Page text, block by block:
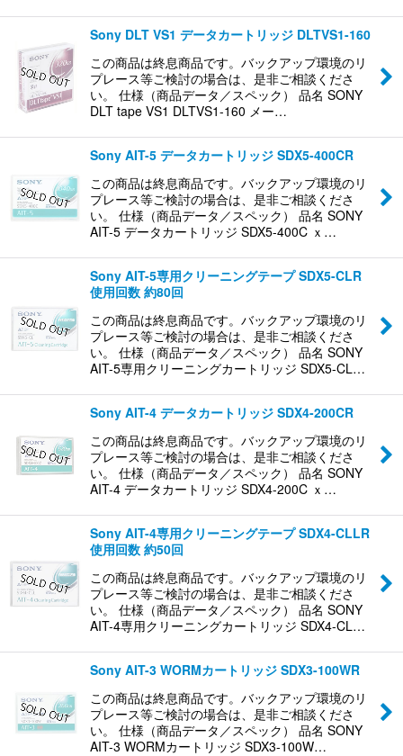
Sony DLT VS1 データカートリッジ DLTVS1-160
この商品は終息商品です。バックアップ環境のリ
プレース等ご検討の場合は、是非ご相談くださ
い。 仕様（商品データ／スペック） 品名 SONY
DLT tape VS1 DLTVS1-160 メー…
Sony AIT-5 データカートリッジ SDX5-400CR
この商品は終息商品です。バックアップ環境のリ
プレース等ご検討の場合は、是非ご相談くださ
い。 仕様（商品データ／スペック） 品名 SONY
AIT-5 データカートリッジ SDX5-400C ｘ…
Sony AIT-5専用クリーニングテープ SDX5-CLR
使用回数 約80回
この商品は終息商品です。バックアップ環境のリ
プレース等ご検討の場合は、是非ご相談くださ
い。 仕様（商品データ／スペック） 品名 SONY
AIT-5専用クリーニングカートリッジ SDX5-CL…
Sony AIT-4 データカートリッジ SDX4-200CR
この商品は終息商品です。バックアップ環境のリ
プレース等ご検討の場合は、是非ご相談くださ
い。 仕様（商品データ／スペック） 品名 SONY
AIT-4 データカートリッジ SDX4-200C ｘ…
Sony AIT-4専用クリーニングテープ SDX4-CLLR
使用回数 約50回
この商品は終息商品です。バックアップ環境のリ
プレース等ご検討の場合は、是非ご相談くださ
い。 仕様（商品データ／スペック） 品名 SONY
AIT-4専用クリーニングカートリッジ SDX4-CL…
Sony AIT-3 WORMカートリッジ SDX3-100WR
この商品は終息商品です。バックアップ環境のリ
プレース等ご検討の場合は、是非ご相談くださ
い。 仕様（商品データ／スペック） 品名 SONY
AIT-3 WORMカートリッジ SDX3-100W…